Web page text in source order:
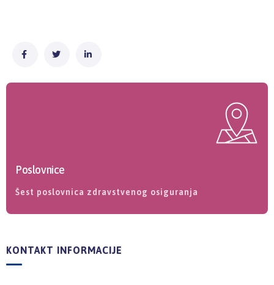
Poslovnice
Šest poslovnica zdravstvenog osiguranja
KONTAKT INFORMACIJE